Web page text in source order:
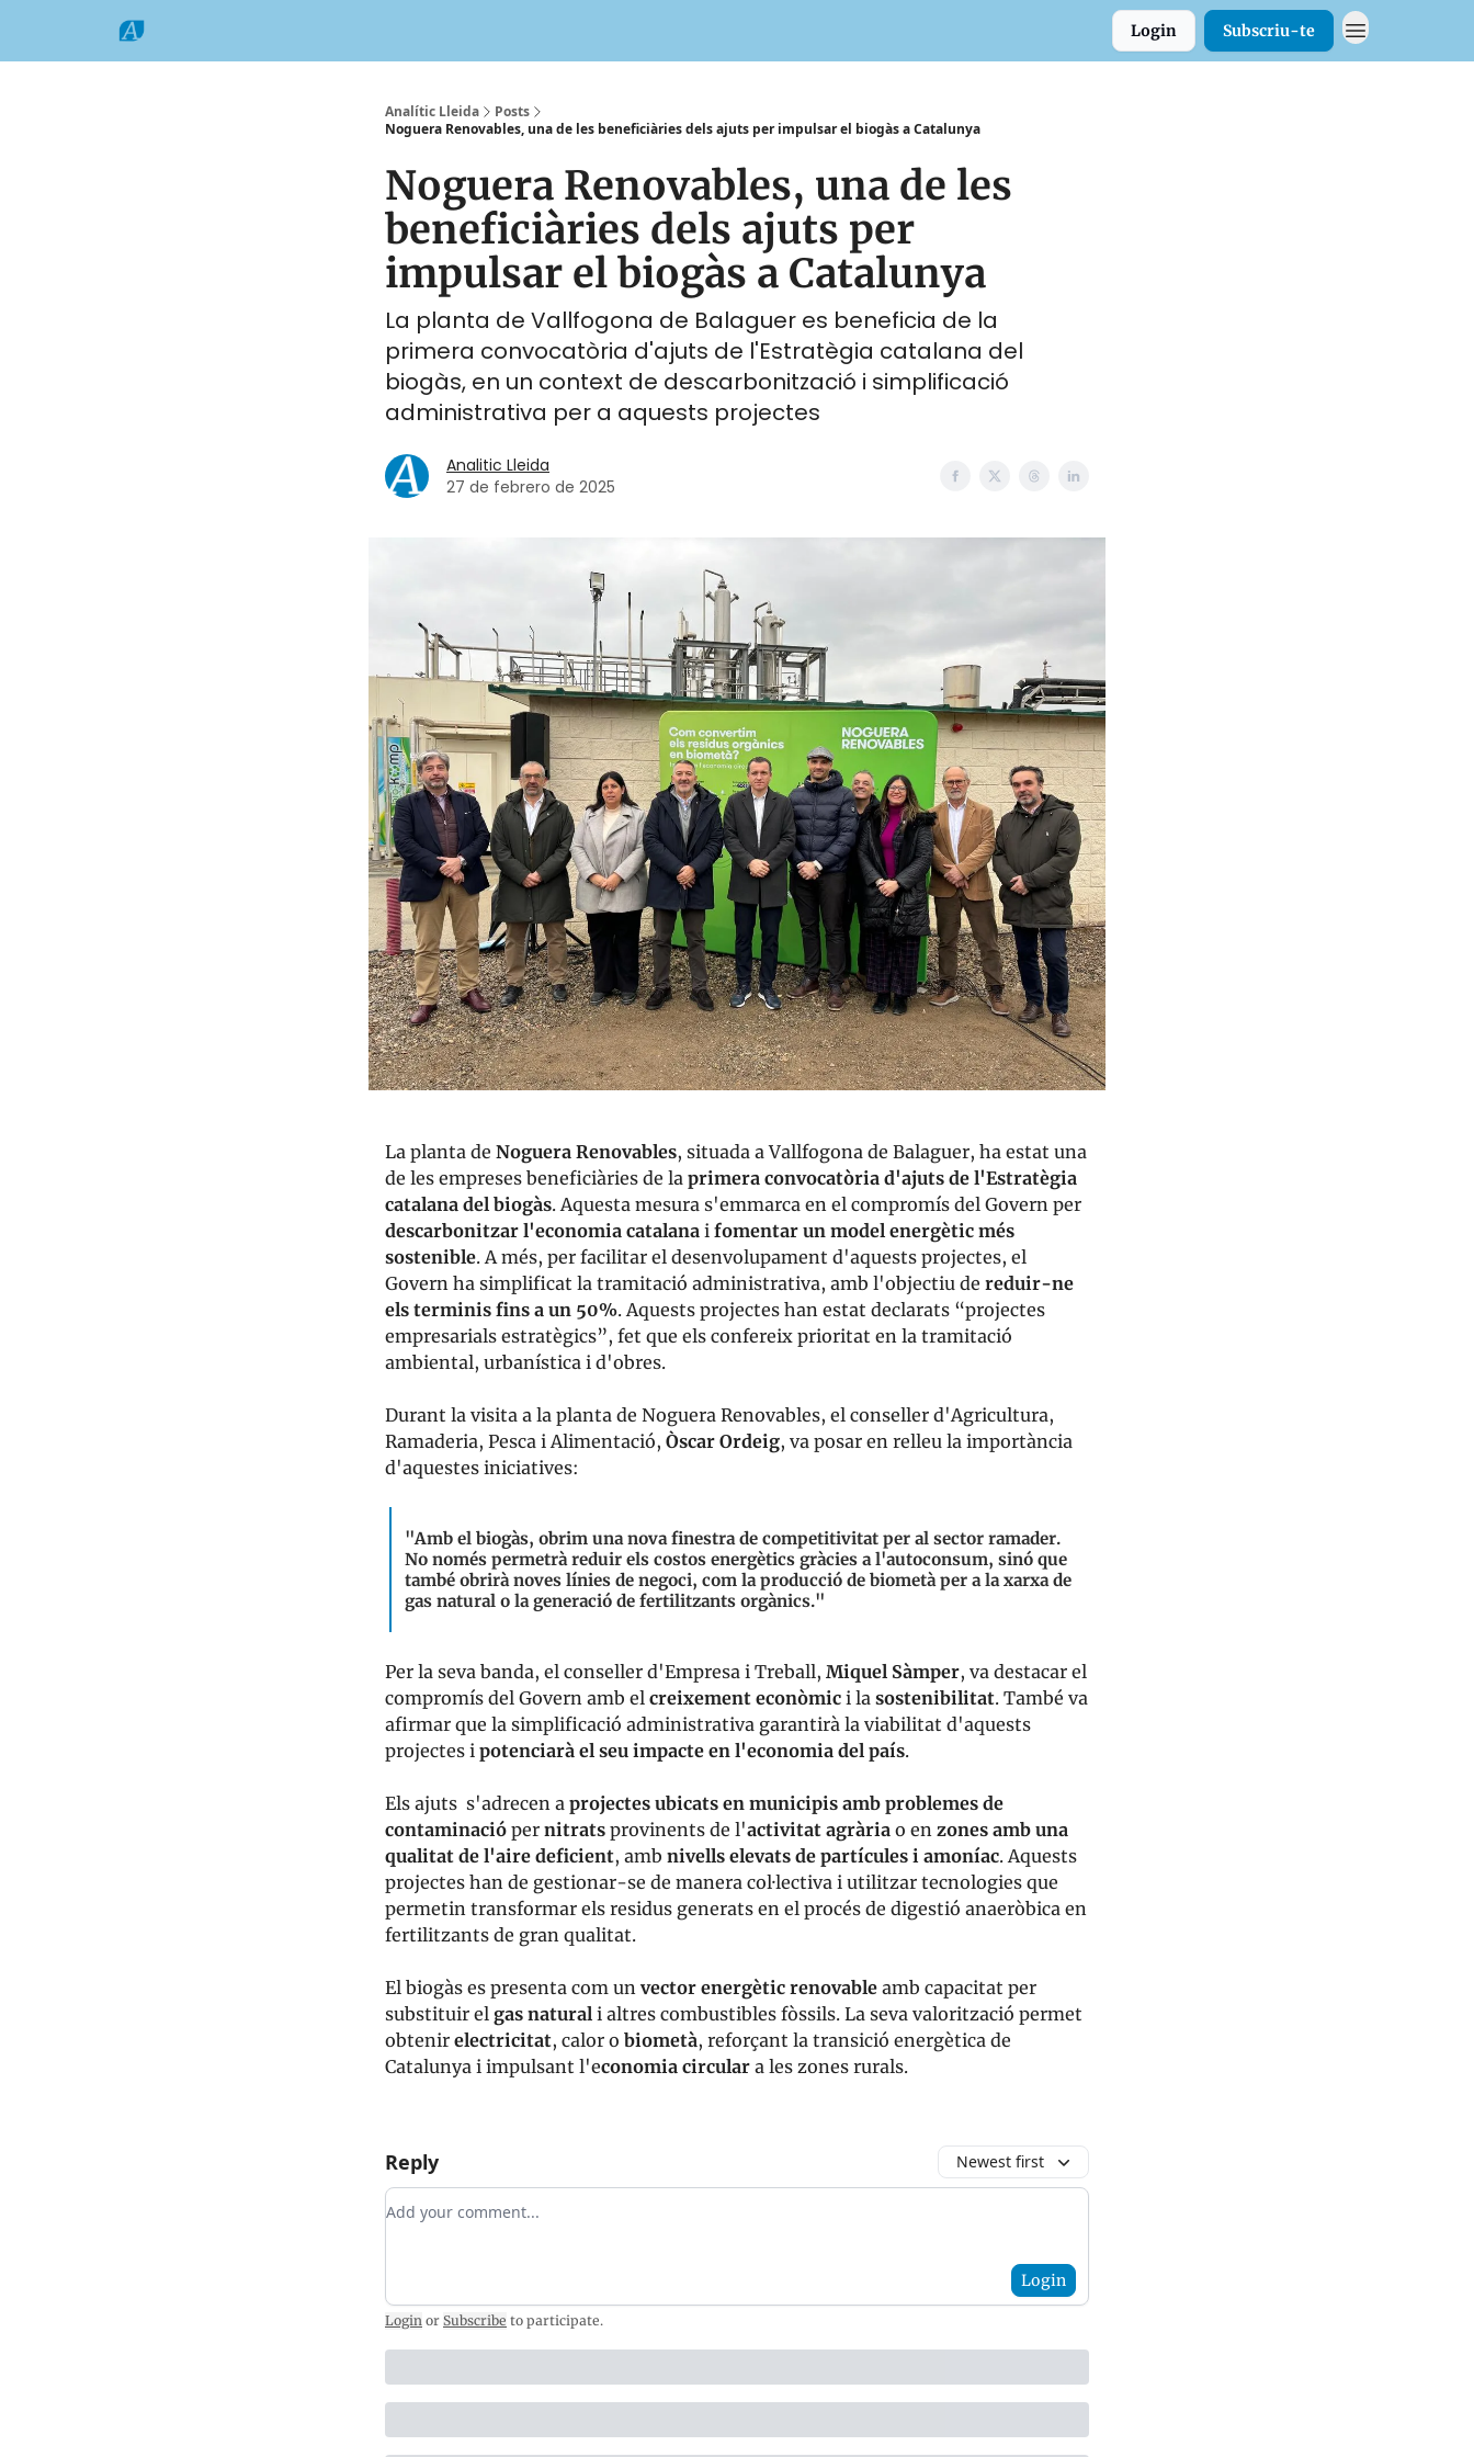
Login Subscriu-te
Analític Lleida
Posts
Noguera Renovables, una de les beneficiàries dels ajuts per impulsar el biogàs a Catalunya
Noguera Renovables, una de les
beneficiàries dels ajuts per
impulsar el biogàs a Catalunya
La planta de Vallfogona de Balaguer es beneficia de la
primera convocatòria d'ajuts de l'Estratègia catalana del
biogàs, en un context de descarbonització i simplificació
administrativa per a aquests projectes
Analitic Lleida
27 de febrero de 2025
La planta de Noguera Renovables, situada a Vallfogona de Balaguer, ha estat una
de les empreses beneficiàries de la primera convocatòria d'ajuts de l'Estratègia
catalana del biogàs. Aquesta mesura s'emmarca en el compromís del Govern per
descarbonitzar l'economia catalana i fomentar un model energètic més
sostenible. A més, per facilitar el desenvolupament d'aquests projectes, el
Govern ha simplificat la tramitació administrativa, amb l'objectiu de reduir-ne
els terminis fins a un 50%. Aquests projectes han estat declarats “projectes
empresarials estratègics”, fet que els confereix prioritat en la tramitació
ambiental, urbanística i d'obres.
Durant la visita a la planta de Noguera Renovables, el conseller d'Agricultura,
Ramaderia, Pesca i Alimentació, Òscar Ordeig, va posar en relleu la importància
d'aquestes iniciatives:
"Amb el biogàs, obrim una nova finestra de competitivitat per al sector ramader.
No només permetrà reduir els costos energètics gràcies a l'autoconsum, sinó que
també obrirà noves línies de negoci, com la producció de biometà per a la xarxa de
gas natural o la generació de fertilitzants orgànics."
Per la seva banda, el conseller d'Empresa i Treball, Miquel Sàmper, va destacar el
compromís del Govern amb el creixement econòmic i la sostenibilitat. També va
afirmar que la simplificació administrativa garantirà la viabilitat d'aquests
projectes i potenciarà el seu impacte en l'economia del país.
Els ajuts s'adrecen a projectes ubicats en municipis amb problemes de
contaminació per nitrats provinents de l'activitat agrària o en zones amb una
qualitat de l'aire deficient, amb nivells elevats de partícules i amoníac. Aquests
projectes han de gestionar-se de manera col·lectiva i utilitzar tecnologies que
permetin transformar els residus generats en el procés de digestió anaeròbica en
fertilitzants de gran qualitat.
El biogàs es presenta com un vector energètic renovable amb capacitat per
substituir el gas natural i altres combustibles fòssils. La seva valorització permet
obtenir electricitat, calor o biometà, reforçant la transició energètica de
Catalunya i impulsant l'economia circular a les zones rurals.
Reply Newest first
Add your comment
Login
Login or Subscribe to participate.